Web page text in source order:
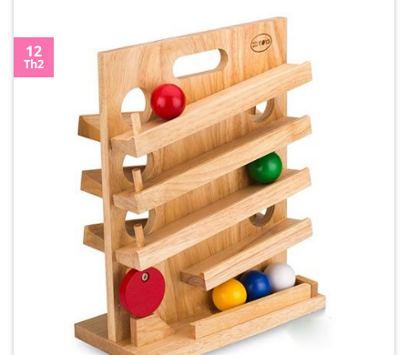
12
Th2